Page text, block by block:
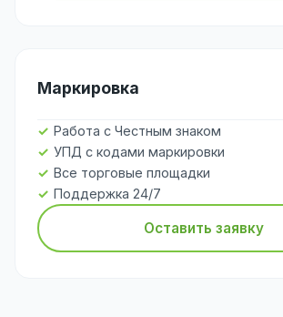
Маркировка
Работа с Честным знаком
УПД с кодами маркировки
Все торговые площадки
Поддержка 24/7
Оставить заявку